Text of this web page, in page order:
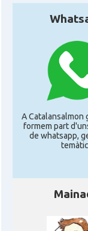
A Catalansalmon
formem part
de whatsapp,